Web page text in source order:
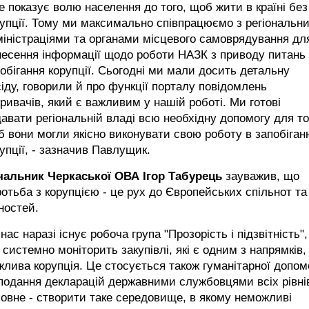
показує волю населення до того, щоб жити в країні без
Тому ми максимально співпрацюємо з
та органами місцевого самоврядування
інформації щодо роботи НАЗК з приводу питань
корупції. Сьогодні ми мали досить детальну
говорили й про функції порталу повідомлень
який є важливим у нашій роботі. Ми готові
регіональній владі всю необхідну допомогу для
вони могли якісно виконувати свою роботу в
- зазначив Павлущик.
Черкаської ОВА Ігор Табурець зауважив, що
з корупцією - це рух до Європейських спільнот та
наразі існує робоча група "Прозорість і підзвітність",
системно моніторить закупівлі, які є одним з
корупція. Це стосується також гуманітарної
декларацій державними службовцями всіх
- створити таке середовище, в якому неможливі